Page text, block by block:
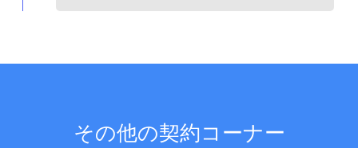
その他の契約コーナー